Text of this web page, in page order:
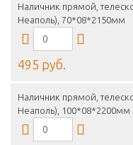
Наличник прямой,
Неаполь), 70*08*2150мм
495 руб.
Наличник прямой,
Неаполь), 100*08*2200мм